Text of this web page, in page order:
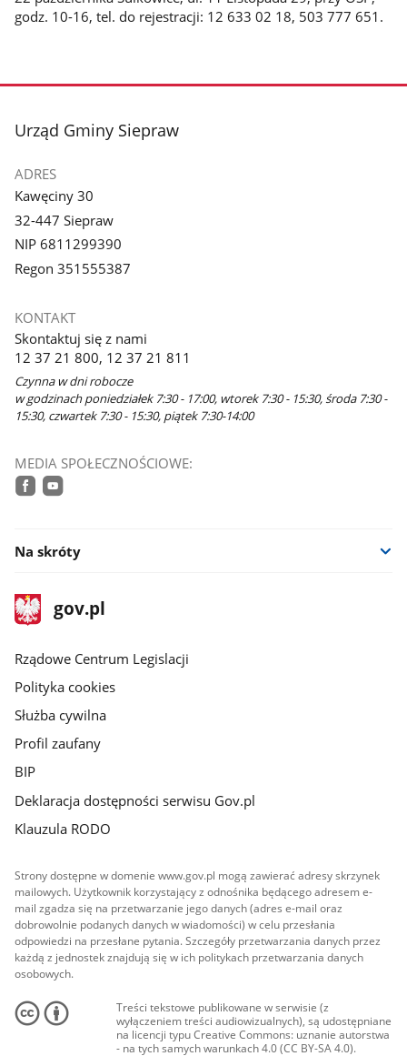
godz. 10-16, tel. do rejestracji: 12 633 02 18, 503 777 651.
stopka
Urząd Gminy Siepraw
ADRES
Kawęciny 30
32-447 Siepraw
NIP 6811299390
Regon 351555387
KONTAKT
Skontaktuj się z nami
12 37 21 800, 12 37 21 811
Czynna w dni robocze
w godzinach poniedziałek 7:30 - 17:00, wtorek 7:30 - 15:30, środa 7:30 -
15:30, czwartek 7:30 - 15:30, piątek 7:30-14:00
MEDIA SPOŁECZNOŚCIOWE:
Na skróty
stopka
gov.plStrona
gov.pl
Rządowe Centrum Legislacji
Polityka cookies
Służba cywilna
Profil zaufany
BIP
Deklaracja dostępności serwisu Gov.pl
Klauzula RODO
Strony dostępne w domenie www.gov.pl mogą zawierać adresy skrzynek
mailowych. Użytkownik korzystający z odnośnika będącego adresem e-
mail zgadza się na przetwarzanie jego danych (adres e-mail oraz
dobrowolnie podanych danych w wiadomości) w celu przesłania
odpowiedzi na przesłane pytania. Szczegóły przetwarzania danych przez
każdą z jednostek znajdują się w ich politykach przetwarzania danych
osobowych.
Treści tekstowe publikowane w serwisie (z
wyłączeniem treści audiowizualnych), są udostępniane
na licencji typu Creative Commons: uznanie autorstwa
- na tych samych warunkach 4.0 (CC BY-SA 4.0).